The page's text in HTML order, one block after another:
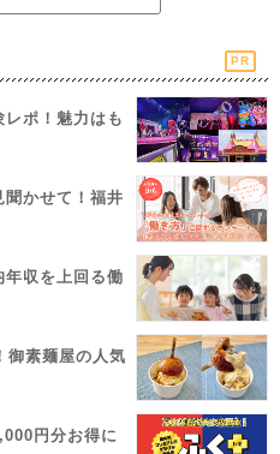
PR
レポ！魅力はも
聞かせて！福井
収を上回る働
御素麺屋の人気
円分お得に